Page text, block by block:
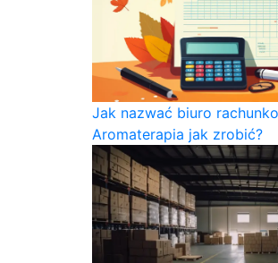
Jak nazwać biuro
Aromaterapia jak zrobić?